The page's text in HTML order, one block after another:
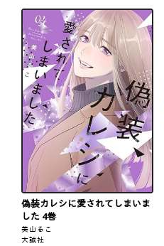
偽装カレシに愛されてしまいま
した 4巻
美山るこ
大誠社